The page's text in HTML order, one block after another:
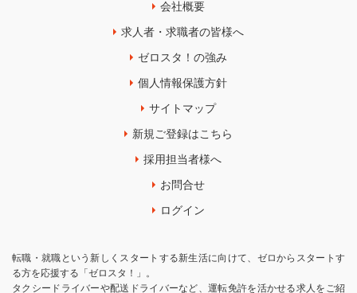
会社概要
求人者・求職者の皆様へ
ゼロスタ！の強み
個人情報保護方針
サイトマップ
新規ご登録はこちら
採用担当者様へ
お問合せ
ログイン
転職・就職という新しくスタートする新生活に向けて、ゼロからスタートす
る方を応援する「ゼロスタ！」。
タクシードライバーや配送ドライバーなど、運転免許を活かせる求人をご紹